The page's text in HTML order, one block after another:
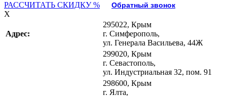
РАССЧИТАТЬ СКИДКУ %
Обратный звонок
X
Адрес:
295022, Крым
г. Симферополь,
ул. Генерала Васильева, 44Ж
299020, Крым
г. Севастополь,
ул. Индустриальная 32, пом. 91
298600, Крым
г. Ялта,